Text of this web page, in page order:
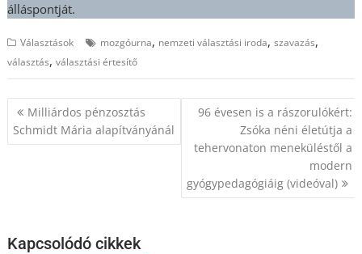
álláspontját.
Választások mozgóurna, nemzeti választási iroda,szavazás,
választás,választási értesítő
Bejegyzés
navigáció
Milliárdos pénzosztás
Schmidt Mária alapítványánál
96 évesen is a rászorulókért:
Zsóka néni életútja a
tehervonaton meneküléstől a
modern
gyógypedagógiáig (videóval)
Kapcsolódó cikkek